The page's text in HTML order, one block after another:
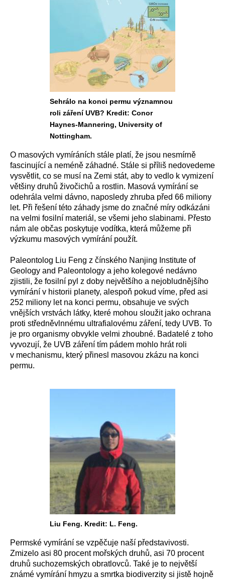
Sehrálo na konci permu významnou
roli záření UVB? Kredit: Conor
Haynes-Mannering, University of
Nottingham.
O masových vymíráních stále platí, že jsou nesmírně
fascinující a neméně záhadné. Stále si příliš nedovedeme
vysvětlit, co se musí na Zemi stát, aby to vedlo k vymizení
většiny druhů živočichů a rostlin. Masová vymírání se
odehrála velmi dávno, naposledy zhruba před 66 miliony
let. Při řešení této záhady jsme do značné míry odkázáni
na velmi fosilní materiál, se všemi jeho slabinami. Přesto
nám ale občas poskytuje vodítka, která můžeme při
výzkumu masových vymírání použít.
Paleontolog Liu Feng z čínského Nanjing Institute of
Geology and Paleontology a jeho kolegové nedávno
zjistili, že fosilní pyl z doby největšího a nejobludnějšího
vymírání v historii planety, alespoň pokud víme, před asi
252 miliony let na konci permu, obsahuje ve svých
vnějších vrstvách látky, které mohou sloužit jako ochrana
proti středněvlnnému ultrafialovému záření, tedy UVB. To
je pro organismy obvykle velmi zhoubné. Badatelé z toho
vyvozují, že UVB záření tím pádem mohlo hrát roli
v mechanismu, který přinesl masovou zkázu na konci
permu.
Liu Feng. Kredit: L. Feng.
Permské vymírání se vzpěčuje naší představivosti.
Zmizelo asi 80 procent mořských druhů, asi 70 procent
druhů suchozemských obratlovců. Také je to největší
známé vymírání hmyzu a smrtka biodiverzity si jistě hojně